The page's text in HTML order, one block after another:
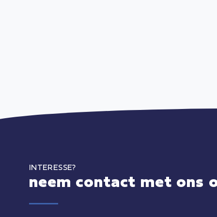
INTERESSE?
neem contact met ons